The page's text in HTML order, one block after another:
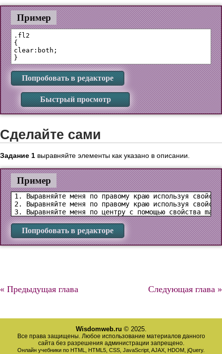
Пример
.fl2
{
clear:both;
Попробовать в редакторе
Быстрый просмотр
Сделайте сами
Задание 1 выравняйте элементы как указано в описании.
Пример
1. Выравняйте меня по правому краю используя
2. Выравняйте меня по правому краю используя
Попробовать в редакторе
« Предыдущая глава Следующая глава »
Wisdomweb.ru © 2025.
Все права защищены. Любое использование материалов данного
сайта без разрешения администрации запрещено.
Онлайн учебники по HTML, HTML5, CSS, JavaScript, AJAX, HDOM, jQuery.